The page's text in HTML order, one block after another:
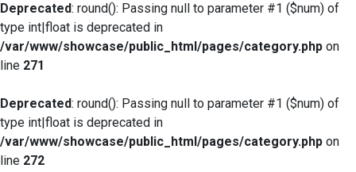
Deprecated: round(): Passing null to parameter #1 ($num) of
type int|float is deprecated in
/var/www/showcase/public_html/pages/category.php on
line 271
Deprecated: round(): Passing null to parameter #1 ($num) of
type int|float is deprecated in
/var/www/showcase/public_html/pages/category.php on
line 272